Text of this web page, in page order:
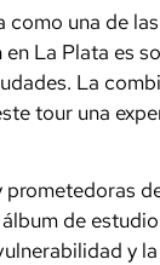
una de
La Plata es
La
tour una
de
y